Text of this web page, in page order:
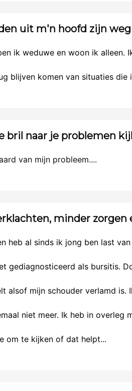
uit m'n hoofd zijn weg
ik weduwe en woon ik alleen.
blijven komen van situaties die
bril naar je problemen
van mijn probleem....
minder
heb al sinds ik jong ben last
gediagnosticeerd als bursitis.
alsof mijn schouder verlamd is.
niet meer. Ik heb in overleg
om te kijken of dat helpt...